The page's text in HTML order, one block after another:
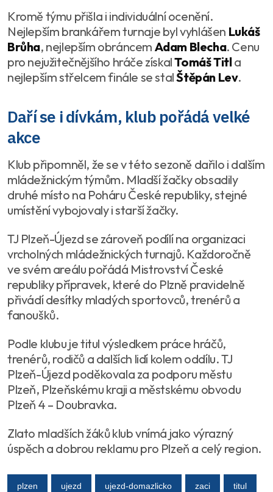
Kromě týmu přišla i individuální ocenění.
Nejlepším brankářem turnaje byl vyhlášen Lukáš
Brůha, nejlepším obráncem Adam Blecha. Cenu
pro nejužitečnějšího hráče získalTomáš Titla
nejlepším střelcem finále se stalŠtěpán Lev.
Daří se i dívkám, klub pořádá velké
akce
Klub připomněl, že se v této sezoně dařilo i dalším
mládežnickým týmům. Mladší žačky obsadily
druhé místo na Poháru České republiky, stejné
umístění vybojovaly i starší žačky.
TJ Plzeň-Újezd se zároveň podílí na organizaci
vrcholných mládežnických turnajů. Každoročně
ve svém areálu pořádá Mistrovství České
republiky přípravek, které do Plzně pravidelně
přivádí desítky mladých sportovců, trenérů a
fanoušků.
Podle klubu je titul výsledkem práce hráčů,
trenérů, rodičů a dalších lidí kolem oddílu. TJ
Plzeň-Újezd poděkovala za podporu městu
Plzeň, Plzeňskému kraji a městskému obvodu
Plzeň 4 – Doubravka.
Zlato mladších žáků klub vnímá jako výrazný
úspěch a dobrou reklamu pro Plzeň a celý region.
plzen ujezd ujezd-domazlicko zaci titul